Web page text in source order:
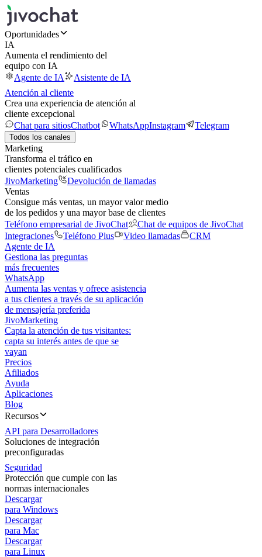
Oportunidades
IA
Aumenta el rendimiento del
equipo con IA
Agente de IA
Asistente de IA
Atención al cliente
Crea una experiencia de atención al
cliente excepcional
Chat para sitiosChatbot WhatsAppInstagram Telegram
Todos los canales
Marketing
Transforma el tráfico en
clientes potenciales cualificados
JivoMarketing
Devolución de llamadas
Ventas
Consigue más ventas, un mayor valor medio
de los pedidos y una mayor base de clientes
Teléfono empresarial de JivoChat
Chat de equipos de JivoChat
Integraciones
Teléfono Plus Video llamadas
CRM
Agente de IA
Gestiona las preguntas
más frecuentes
WhatsApp
Aumenta las ventas y ofrece asistencia
a tus clientes a través de su aplicación
de mensajería preferida
JivoMarketing
Capta la atención de tus visitantes:
capta su interés antes de que se
vayan
Precios
Afiliados
Ayuda
Aplicaciones
Blog
Recursos
API para Desarrolladores
Soluciones de integración
preconfiguradas
Seguridad
Protección que cumple con las
normas internacionales
Descargar
para Windows
Descargar
para Mac
Descargar
para Linux